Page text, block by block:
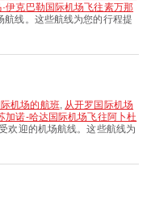
·伊克巴勒国际机场飞往素万那
线。这些航线为您的行程提
际机场的航班, 从开罗国际机场
加诺-哈达国际机场飞往阿卜杜
欢迎的机场航线。这些航线为